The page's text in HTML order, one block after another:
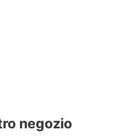
negozio